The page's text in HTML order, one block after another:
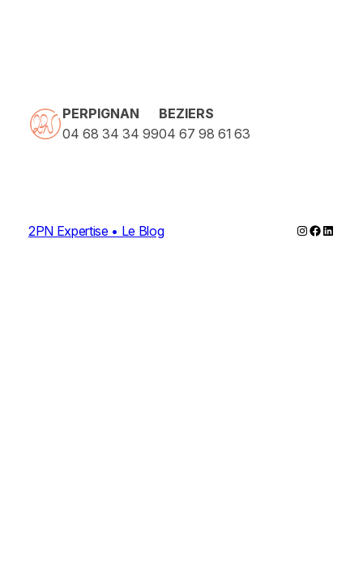
PERPIGNAN
04 68 34 34 99
BEZIERS
04 67 98 61 63
2PN Expertise • Le Blog Instagram